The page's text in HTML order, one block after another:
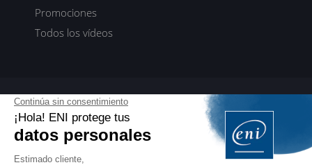
Promociones
Todos los vídeos
ENI elearning
E-formaciones en 5 idiomas